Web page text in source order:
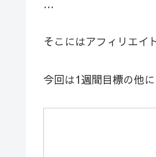
…
そこにはアフィリエイ
今回は1週間目標の他